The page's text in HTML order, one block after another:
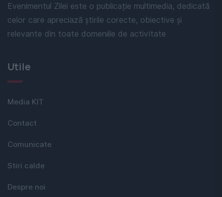
Evenimentul Zilei este o publicație multimedia, dedicată
celor care apreciază știrile corecte, obiective și
relevante din toate domeniile de activitate
Utile
Media KIT
Contact
Comunicate
Stiri calde
Despre noi